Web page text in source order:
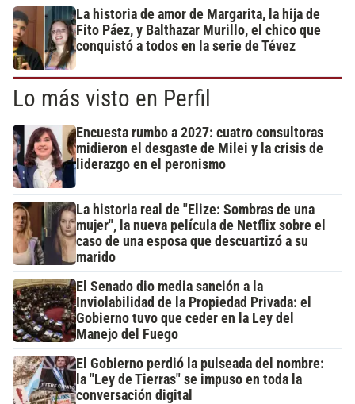
La historia de amor de Margarita, la hija de
Fito Páez, y Balthazar Murillo, el chico que
conquistó a todos en la serie de Tévez
Lo más visto en Perfil
Encuesta rumbo a 2027: cuatro consultoras
midieron el desgaste de Milei y la crisis de
liderazgo en el peronismo
La historia real de "Elize: Sombras de una
mujer", la nueva película de Netflix sobre el
caso de una esposa que descuartizó a su
marido
El Senado dio media sanción a la
Inviolabilidad de la Propiedad Privada: el
Gobierno tuvo que ceder en la Ley del
Manejo del Fuego
El Gobierno perdió la pulseada del nombre:
la "Ley de Tierras" se impuso en toda la
conversación digital